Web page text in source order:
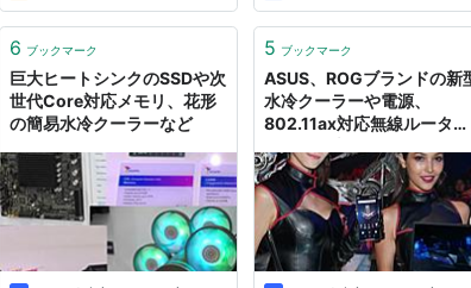
6 ブックマーク
巨大ヒートシンクのSSDや次
世代Core対応メモリ、花形
の簡易水冷クーラーなど
5 ブックマーク
ASUS、ROGブランドの新
水冷クーラーや電源、
802.11ax対応無線ルーター
ート新モデル「Strix SCAR
II」と「Strix Hero II」も写
真で紹介